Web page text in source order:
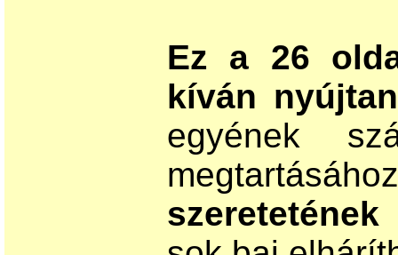
Ez a 26
kíván
egyének
szeretetének